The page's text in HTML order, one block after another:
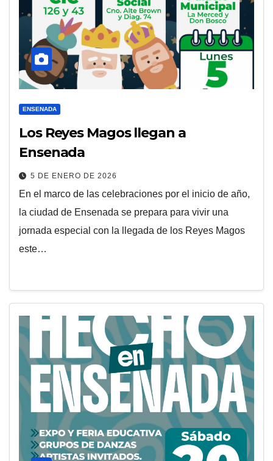
ENSENADA
Los Reyes Magos llegan a
Ensenada
5 DE ENERO DE 2026
En el marco de las celebraciones por el inicio de año,
la ciudad de Ensenada se prepara para vivir una
jornada especial con la llegada de los Reyes Magos
este…